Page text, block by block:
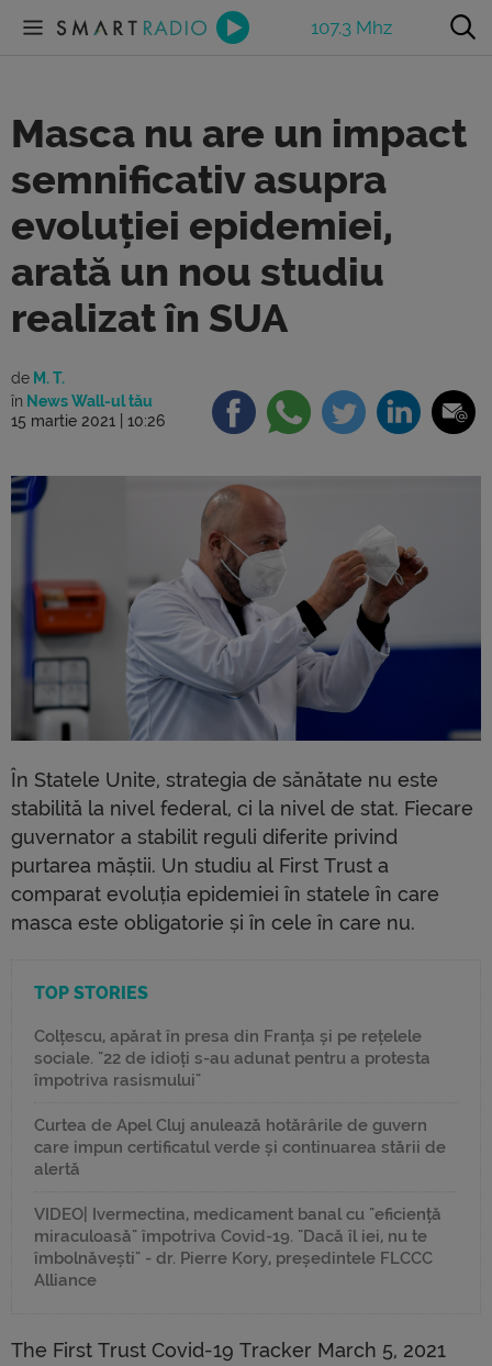
107.3 Mhz
Masca nu are un impact
semnificativ asupra
evoluției epidemiei,
arată un nou studiu
realizat în SUA
de M. T.
în News Wall-ul tău
15 martie 2021 | 10:26
În Statele Unite, strategia de sănătate nu este
stabilită la nivel federal, ci la nivel de stat. Fiecare
guvernator a stabilit reguli diferite privind
purtarea măștii. Un studiu al First Trust a
comparat evoluția epidemiei în statele în care
masca este obligatorie și în cele în care nu.
TOP STORIES
Colțescu, apărat în presa din Franța și pe rețelele
sociale. "22 de idioți s-au adunat pentru a protesta
împotriva rasismului"
Curtea de Apel Cluj anulează hotărârile de guvern
care impun certificatul verde și continuarea stării de
alertă
VIDEO| Ivermectina, medicament banal cu "eficiență
miraculoasă" împotriva Covid-19. "Dacă îl iei, nu te
îmbolnăvești" - dr. Pierre Kory, președintele FLCCC
Alliance
The First Trust Covid-19 Tracker March 5, 2021